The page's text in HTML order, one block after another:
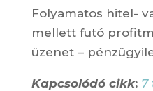
Folyamatos hitel-
mellett futó
üzenet –
Kapcsolódó cikk: 7